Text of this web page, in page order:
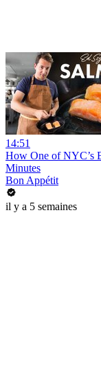
14:51
How One of NYC’s
Minutes
Bon Appétit
il y a 5 semaines